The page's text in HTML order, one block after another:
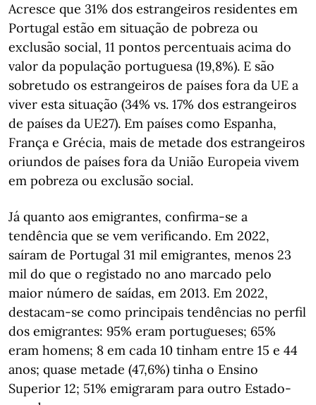
Acresce que 31% dos estrangeiros residentes em
Portugal estão em situação de pobreza ou
exclusão social, 11 pontos percentuais acima do
valor da população portuguesa (19,8%). E são
sobretudo os estrangeiros de países fora da UE a
viver esta situação (34% vs. 17% dos estrangeiros
de países da UE27). Em países como Espanha,
França e Grécia, mais de metade dos estrangeiros
oriundos de países fora da União Europeia vivem
em pobreza ou exclusão social.
Já quanto aos emigrantes, confirma-se a
tendência que se vem verificando. Em 2022,
saíram de Portugal 31 mil emigrantes, menos 23
mil do que o registado no ano marcado pelo
maior número de saídas, em 2013. Em 2022,
destacam-se como principais tendências no perfil
dos emigrantes: 95% eram portugueses; 65%
eram homens; 8 em cada 10 tinham entre 15 e 44
anos; quase metade (47,6%) tinha o Ensino
Superior 12; 51% emigraram para outro Estado-